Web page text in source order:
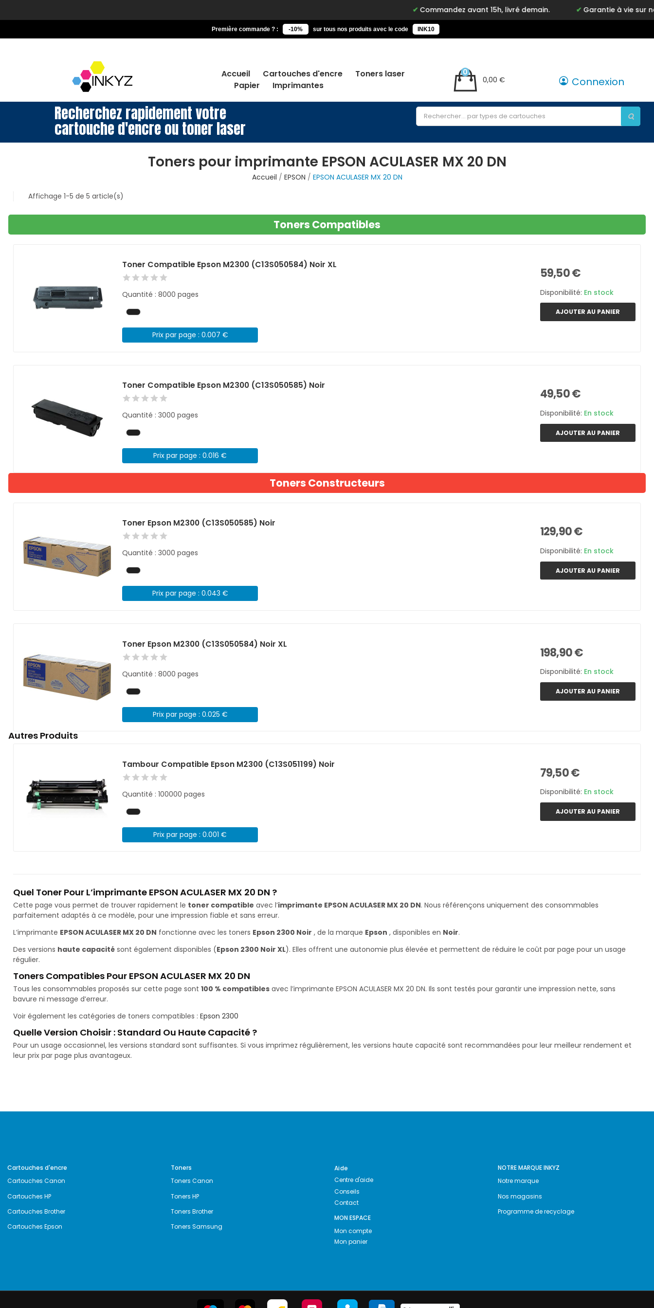
Commandez avant 15h, livré demain. Garantie à vie sur notre
Première commande ? : -10% sur tous nos produits avec le code INK10
Accueil Cartouches d'encre
Toners laser
Papier
Imprimantes
0,00 €
0
Connexion
Recherchez rapidement votre
cartouche d'encre ou toner laser
Toners pour imprimante EPSON ACULASER MX 20 DN
Accueil EPSON
EPSON ACULASER MX 20 DN
Affichage 1-5 de 5 article(s)
Toners Compatibles
Toner Compatible Epson M2300 (C13S050584) Noir XL
Quantité : 8000 pages
Prix par page : 0.007 €
59,50 €
Disponibilité: En stock
AJOUTER AU PANIER
Toner Compatible Epson M2300 (C13S050585) Noir
Quantité : 3000 pages
Prix par page : 0.016 €
49,50 €
Disponibilité: En stock
AJOUTER AU PANIER
Toners Constructeurs
Toner Epson M2300 (C13S050585) Noir
Quantité : 3000 pages
Prix par page : 0.043 €
129,90 €
Disponibilité: En stock
AJOUTER AU PANIER
Toner Epson M2300 (C13S050584) Noir XL
Quantité : 8000 pages
Prix par page : 0.025 €
198,90 €
Disponibilité: En stock
AJOUTER AU PANIER
Autres Produits
Tambour Compatible Epson M2300 (C13S051199) Noir
Quantité : 100000 pages
Prix par page : 0.001 €
79,50 €
Disponibilité: En stock
AJOUTER AU PANIER
Quel Toner Pour L’imprimante EPSON ACULASER MX 20 DN ?
Cette page vous permet de trouver rapidement le toner compatible avec l’imprimante EPSON ACULASER MX 20 DN. Nous référençons uniquement des consommables
parfaitement adaptés à ce modèle, pour une impression fiable et sans erreur.
L’imprimante EPSON ACULASER MX 20 DN fonctionne avec les toners Epson 2300 Noir , de la marque Epson , disponibles en Noir.
Des versions haute capacité sont également disponibles (Epson 2300 Noir XL). Elles offrent une autonomie plus élevée et permettent de réduire le coût par page pour un usage
régulier.
Toners Compatibles Pour EPSON ACULASER MX 20 DN
Tous les consommables proposés sur cette page sont 100 % compatibles avec l’imprimante EPSON ACULASER MX 20 DN. Ils sont testés pour garantir une impression nette, sans
bavure ni message d’erreur.
Voir également les catégories de toners compatibles : Epson 2300
Quelle Version Choisir : Standard Ou Haute Capacité ?
Pour un usage occasionnel, les versions standard sont suffisantes. Si vous imprimez régulièrement, les versions haute capacité sont recommandées pour leur meilleur rendement et
leur prix par page plus avantageux.
Cartouches d'encre
Cartouches Canon
Cartouches HP
Cartouches Brother
Cartouches Epson
Toners
Toners Canon
Toners HP
Toners Brother
Toners Samsung
Aide
Centre d'aide
Conseils
Contact
MON ESPACE
Mon compte
Mon panier
NOTRE MARQUE INKYZ
Notre marque
Nos magasins
Programme de recyclage